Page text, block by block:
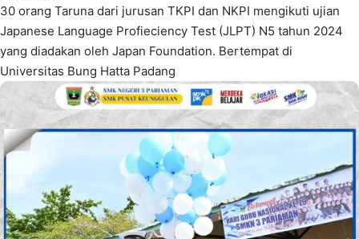
30 orang Taruna dari jurusan TKPI dan NKPI mengikuti ujian
Japanese Language Profieciency Test (JLPT) N5 tahun 2024
yang diadakan oleh Japan Foundation. Bertempat di
Universitas Bung Hatta Padang